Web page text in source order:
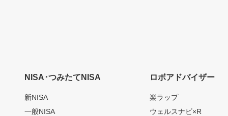
NISA･つみたてNISA
新NISA
一般NISA
ロボアドバイザー
楽ラップ
ウェルスナビ×R